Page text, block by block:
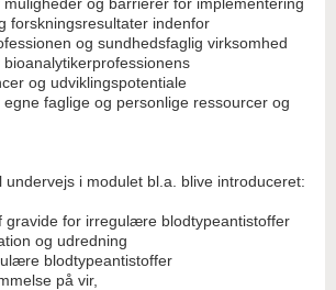
forskningsresultater indenfor
og sundhedsfaglig virksomhed
og udviklingspotentiale
faglige og personlige ressourcer og
undervejs i modulet bl.a. blive introduceret:
gravide for irregulære blodtypeantistoffer
og udredning
blodtypeantistoffer
på vir,